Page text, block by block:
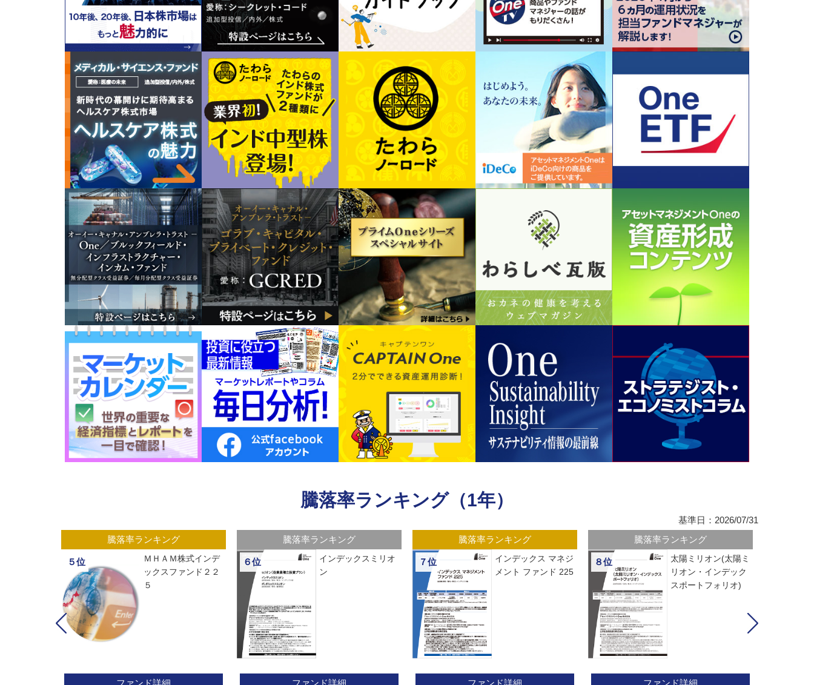
騰落率ランキング（1年）
基準日：2026/07/31
騰落率ランキング
５位
ＭＨＡＭ株式インデ
ックスファンド２２
５
ファンド詳細
騰落率ランキング
６位
インデックスミリオ
ン
ファンド詳細
騰落率ランキング
７位
インデックス マネジ
メント ファンド 225
ファンド詳細
騰落率ランキング
８位
太陽ミリオン(太陽ミ
リオン・インデック
スポートフォリオ)
ファンド詳細